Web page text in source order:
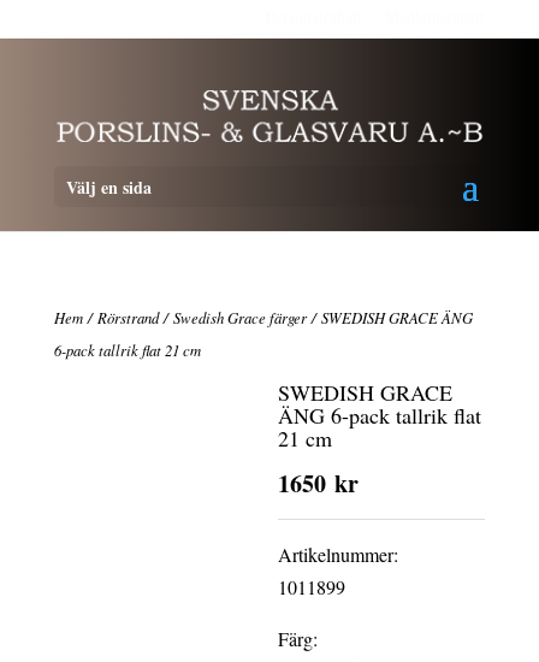
Välj en sida
Hem/ Rörstrand/Swedish Grace färger/ SWEDISH GRACE ÄNG
6-pack tallrik flat 21 cm
SWEDISH GRACE
ÄNG 6-pack tallrik flat
21 cm
1650kr
Artikelnummer:
1011899
Färg: